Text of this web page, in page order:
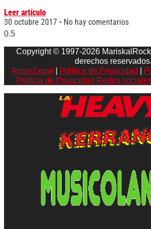
Leer artículo
30 octubre 2017
No hay comentarios
Copyright © 1997-2026
derechos reservados.
Aviso Legal
Política de Privacidad
Política de Privacidad Redes